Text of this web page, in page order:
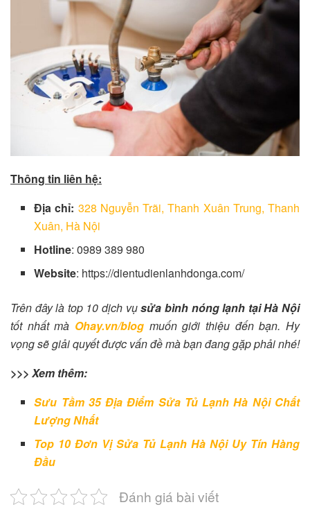
Thông tin liên hệ:
Địa chỉ: 328 Nguyễn Trãi, Thanh Xuân Trung, Thanh
Xuân, Hà Nội
Hotline: 0989 389 980
Website: https://dientudienlanhdonga.com/
Trên đây là top 10 dịch vụsửa bình nóng lạnh tại Hà Nội
tốt nhất mà Ohay.vn/blog muốn giới thiệu đến bạn. Hy
vọng sẽ giải quyết được vấn đề mà bạn đang gặp phải nhé!
>>> Xem thêm:
Sưu Tầm 35 Địa Điểm Sửa Tủ Lạnh Hà Nội Chất
Lượng Nhất
Top 10 Đơn Vị Sửa Tủ Lạnh Hà Nội Uy Tín Hàng
Đầu
Đánh giá bài viết